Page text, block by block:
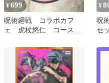
¥699
呪術廻戦 コラボカフ
ェ 虎杖悠仁 コースタ
¥
呪
セ
売